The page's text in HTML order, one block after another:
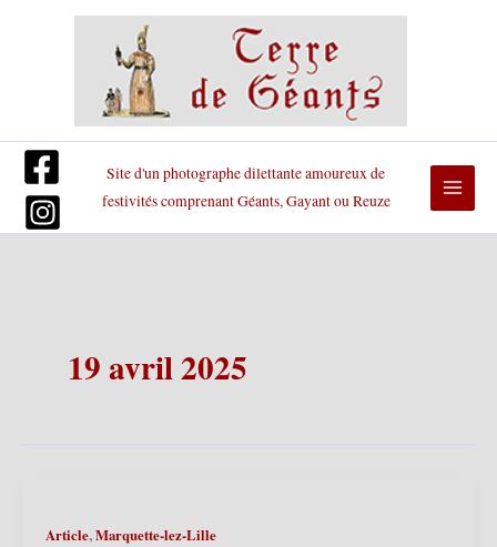
Site d'un photographe dilettante amoureux de
festivités comprenant Géants, Gayant ou Reuze
19 avril 2025
Article,Marquette-lez-Lille